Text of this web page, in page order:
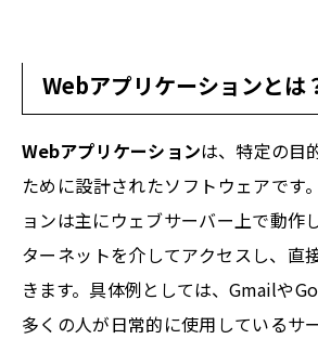
Webアプリケーションとは
Webアプリケーションは、特定の目
ために設計されたソフトウェアです
ョンは主にウェブサーバー上で動作
ターネットを介してアクセスし、直
きます。具体例としては、Gmailや
多くの人が日常的に使用しているサ